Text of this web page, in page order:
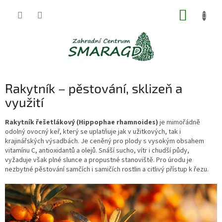
Rakytník – pěstování, sklizeň a
využití
Rakytník řešetlákový (Hippophae rhamnoides) je mimořádně
odolný ovocný keř, který se uplatňuje jak v užitkových, tak i
krajinářských výsadbách. Je ceněný pro plody s vysokým obsahem
vitamínu C, antioxidantů a olejů. Snáší sucho, vítr i chudší půdy,
vyžaduje však plné slunce a propustné stanoviště. Pro úrodu je
nezbytné pěstování samčích i samičích rostlin a citlivý přístup k řezu.
V
ý
p